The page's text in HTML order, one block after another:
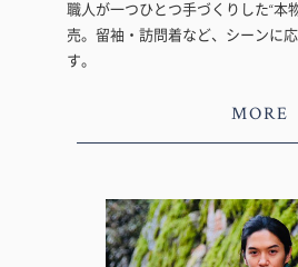
職人が一つひとつ手づくりした“本
売。留袖・訪問着など、シーンに
す。
MORE